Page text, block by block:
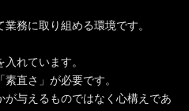
務に取り組める環境です。
れています。
直さ」が必要です。
与えるものではなく心構えであ